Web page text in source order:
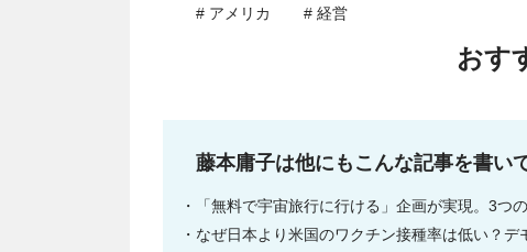
# アメリカ # 経営
おす
藤本庸子は他にもこんな記事を書い
「無料で宇宙旅行に行ける」企画が実現。3つ
なぜ日本より米国のワクチン接種率は低い？